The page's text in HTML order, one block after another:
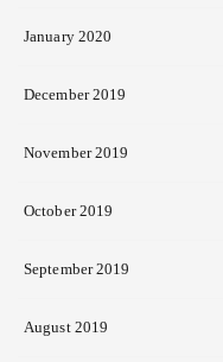
January 2020
December 2019
November 2019
October 2019
September 2019
August 2019